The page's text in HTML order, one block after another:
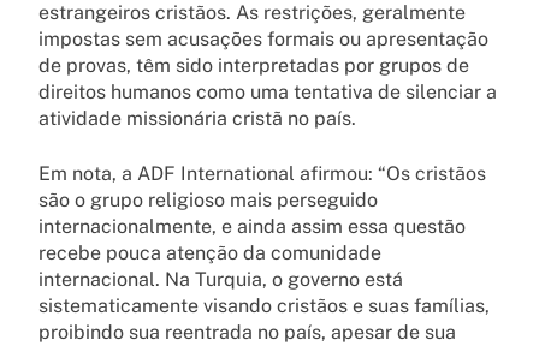
estrangeiros cristãos. As restrições, geralmente
impostas sem acusações formais ou apresentação
de provas, têm sido interpretadas por grupos de
direitos humanos como uma tentativa de silenciar a
atividade missionária cristã no país.
Em nota, a ADF International afirmou: “Os cristãos
são o grupo religioso mais perseguido
internacionalmente, e ainda assim essa questão
recebe pouca atenção da comunidade
internacional. Na Turquia, o governo está
sistematicamente visando cristãos e suas famílias,
proibindo sua reentrada no país, apesar de sua